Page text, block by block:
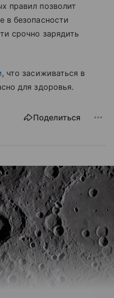
правил позволит
в безопасности
срочно зарядить
, что засиживаться в
для здоровья.
Поделиться